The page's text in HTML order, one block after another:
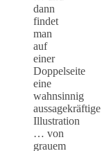
dann
findet
man
auf
einer
Doppelseite
eine
wahnsinnig
aussagekräftige
Illustration
… von
grauem